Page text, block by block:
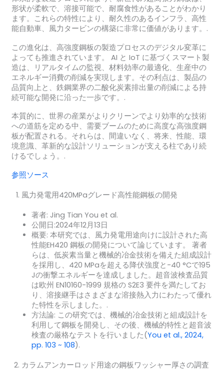
形状が柔軟で、溶接可能で、耐腐食性があることがわかり
ます。これらの特性により、耐久性のあるインフラ、高性
能自動車、風力タービンの構築に非常に価値があります。.
この進化は、高強度鋼板の製造プロセスのデジタル変革に
よっても推進されています。 AI と IoT に基づくスマート製
造は、リアルタイムの監視、材料効率の最適化、生産中の
エネルギー消費の削減を実現します。その利点は、製品の
品質向上と、鉄鋼業界の二酸化炭素排出量の削減による持
続可能な開発に沿った一歩です。.
本質的に、世界の産業がよりクリーンでより効率的な技術
への道筋を定める中、需要ブームのために高度な高強度鋼
板が配置される。それらは、間違いなく、将来、性能、環
境意識、革新的な設計ソリューションが支える柱であり続
けるでしょう。.
参照ソース
風力発電用420MPaグレード高性能鋼板の開発
著者: Jing Tian You et al.
公開日:2024年12月13日
概要: 本研究では、風力発電用途向けに設計された高
性能EH420 鋼板の開発について論じています。 著者
らは、低炭素当量と機械的冶金技術を備えた組成設計
を採用し、420 MPaを超える降伏強度と-40 °Cで195
Jの衝撃エネルギーを達成しました。超音波検査品質
は欧州 EN10160-1999 規格の S2E3 要件を満たしてお
り、溶接継手はさまざまな溶接熱入力にわたって優れ
た特性を示しました。.
方法論: この研究では、機械的冶金技術と組成設計を
利用して鋼板を開発し、その後、機械的特性と超音波
検査の厳格なテストを行いました(You et al., 2024,
pp. 103 ~ 108).
カラムアンカーロッド用途の鋼板ワッシャー厚さの調査